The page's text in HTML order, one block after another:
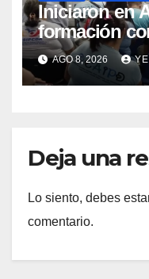
Iniciaron en
formación
atención a
discapacidad
AGO 8, 2026
Deja una
Lo siento, debes
comentario.